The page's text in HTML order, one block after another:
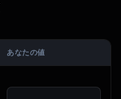
あなたの値